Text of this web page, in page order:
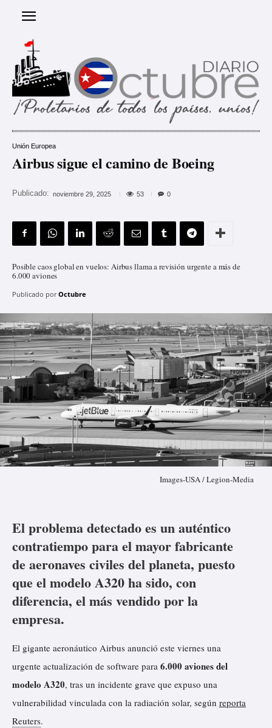
Unión Europea
Airbus sigue el camino de Boeing
Publicado: noviembre 29, 2025 53 0
Posible caos global en vuelos: Airbus llama a revisión urgente a más de
6.000 aviones
Publicado por Octubre
Images-USA / Legion-Media
El problema detectado es un auténtico
contratiempo para el mayor fabricante
de aeronaves civiles del planeta, puesto
que el modelo A320 ha sido, con
diferencia, el más vendido por la
empresa.
El gigante aeronáutico Airbus anunció este viernes una
urgente actualización de software para 6.000 aviones del
modelo A320, tras un incidente grave que expuso una
vulnerabilidad vinculada con la radiación solar, según reporta
Reuters.